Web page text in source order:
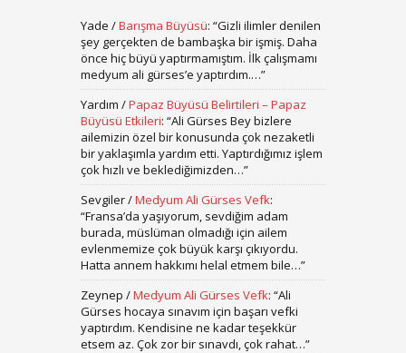
Yade /Barışma Büyüsü: “Gizli ilimler denilen
şey gerçekten de bambaşka bir işmiş. Daha
önce hiç büyü yaptırmamıştım. İlk çalışmamı
medyum ali gürses’e yaptırdım.…”
Yardım /Papaz Büyüsü Belirtileri – Papaz
Büyüsü Etkileri: “Ali Gürses Bey bizlere
ailemizin özel bir konusunda çok nezaketli
bir yaklaşımla yardım etti. Yaptırdığımız işlem
çok hızlı ve beklediğimizden…”
Sevgiler/Medyum Ali Gürses Vefk:
“Fransa’da yaşıyorum, sevdiğim adam
burada, müslüman olmadığı için ailem
evlenmemize çok büyük karşı çıkıyordu.
Hatta annem hakkımı helal etmem bile…”
Zeynep /Medyum Ali Gürses Vefk: “Ali
Gürses hocaya sınavım için başarı vefki
yaptırdım. Kendisine ne kadar teşekkür
etsem az. Çok zor bir sınavdı, çok rahat…”